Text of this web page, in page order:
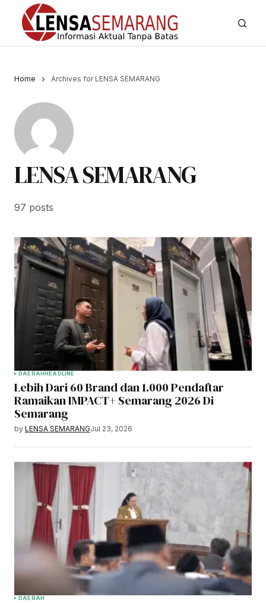
Home Archives for LENSA SEMARANG
LENSA SEMARANG
97 posts
DAERAHHEADLINE
Lebih Dari 60 Brand dan 1.000 Pendaftar
Ramaikan IMPACT+ Semarang 2026 Di
Semarang
by LENSA SEMARANGJul 23, 2026
DAERAH